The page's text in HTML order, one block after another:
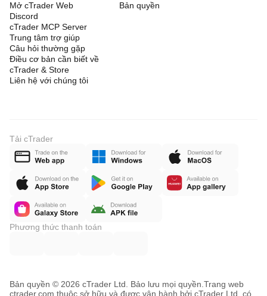
Mở cTrader Web
Discord
cTrader MCP Server
Trung tâm trợ giúp
Câu hỏi thường gặp
Điều cơ bản cần biết về
cTrader & Store
Liên hệ với chúng tôi
Bản quyền
Tải cTrader
Phương thức thanh toán
Bản quyền © 2026 cTrader Ltd. Bảo lưu mọi quyền. Trang web
ctrader.com thuộc sở hữu và được vận hành bởi cTrader Ltd, có